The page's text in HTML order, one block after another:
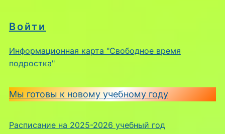
Войти
Информационная карта "Свободное время
подростка"
Мы готовы к новому учебному году
Расписание на 2025-2026 учебный год